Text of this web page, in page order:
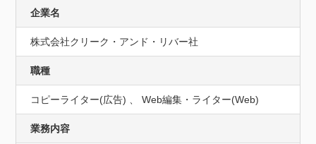
企業名
株式会社クリーク・アンド・リバー社
職種
コピーライター(広告) 、 Web編集・ライター(Web)
業務内容